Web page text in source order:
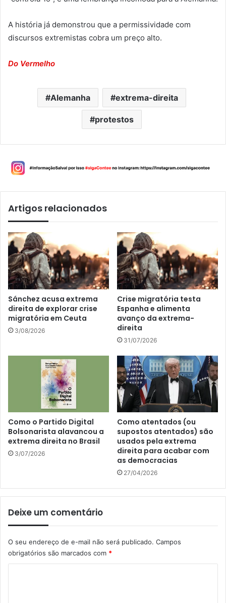
A história já demonstrou que a permissividade com
discursos extremistas cobra um preço alto.
Do Vermelho
Alemanha extrema-direita
protestos
Artigos relacionados
Sánchez acusa extrema
direita de explorar crise
migratória em Ceuta
3/08/2026
Crise migratória testa
Espanha e alimenta
avanço da extrema-
direita
31/07/2026
Como o Partido Digital
Bolsonarista alavancou a
extrema direita no Brasil
3/07/2026
Como atentados (ou
supostos atentados) são
usados pela extrema
direita para acabar com
as democracias
27/04/2026
Deixe um comentário
O seu endereço de e-mail não será publicado. Campos
obrigatórios são marcados com *